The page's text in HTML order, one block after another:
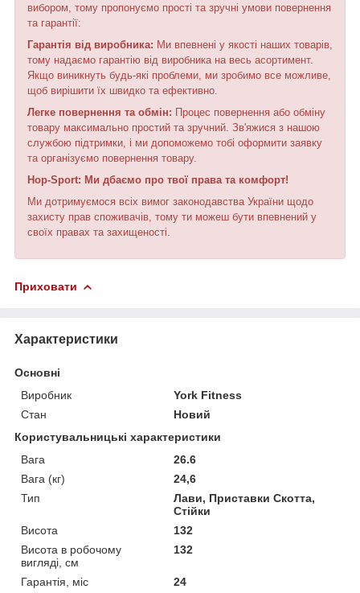
вибором, тому пропонуємо прості та зручні умови повернення
та гарантії:
Гарантія від виробника: Ми впевнені у якості наших товарів,
тому надаємо гарантію від виробника на весь асортимент.
Якщо виникнуть будь-які проблеми, ми зробимо все можливе,
щоб вирішити їх швидко та ефективно.
Легке повернення та обмін: Процес повернення або обміну
товару максимально простий та зручний. Зв'яжися з нашою
службою підтримки, і ми допоможемо тобі оформити заявку
та організуємо повернення товару.
Hop-Sport: Ми дбаємо про твої права та комфорт!
Ми дотримуємося всіх вимог законодавства України щодо
захисту прав споживачів, тому ти можеш бути впевнений у
своїх правах та захищеності.
Приховати
Характеристики
Основні
Виробник
York Fitness
Стан
Новий
Користувальницькі характеристики
Вага
26.6
Вага (кг)
24,6
Тип
Лави, Приставки Скотта,
Стійки
Висота
132
Висота в робочому
вигляді, см
132
Гарантія, міс 24